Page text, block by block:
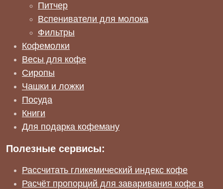
Питчер
Вспениватели для молока
Фильтры
Кофемолки
Весы для кофе
Сиропы
Чашки и ложки
Посуда
Книги
Для подарка кофеману
Полезные сервисы:
Рассчитать гликемический индекс кофе
Расчёт пропорций для заваривания кофе в